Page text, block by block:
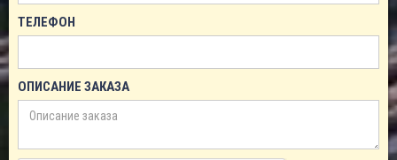
ТЕЛЕФОН
ОПИСАНИЕ ЗАКАЗА